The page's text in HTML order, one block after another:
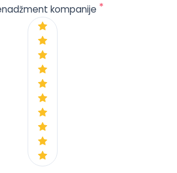
kompanije *